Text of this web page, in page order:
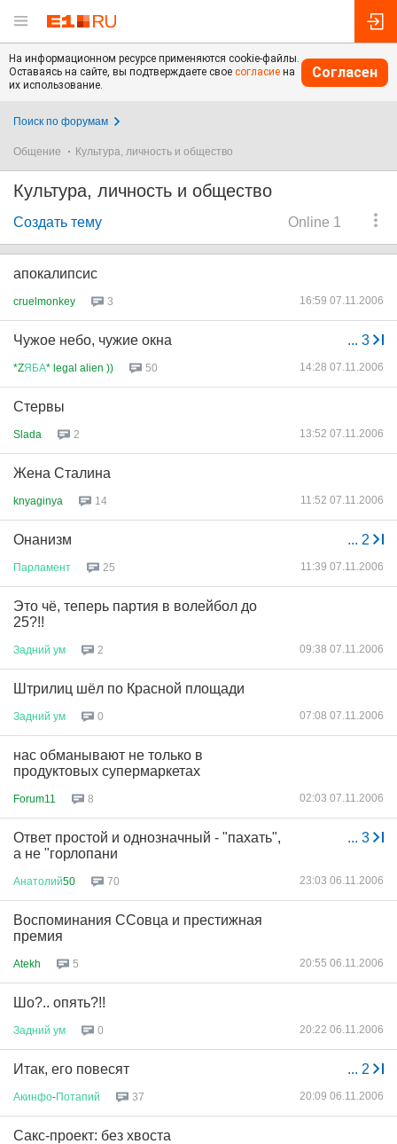
На информационном ресурсе применяются cookie-файлы.
Оставаясь на сайте, вы подтверждаете свое согласие на
их использование.
Согласен
Поиск по форумам
Общение Культура, личность и общество
Культура, личность и общество
Online 1
Создать тему
апокалипсис
cruelmonkey 3 16:59 07.11.2006
... 3
Чужое небо, чужие окна
*ZЯБА* legal alien )) 50 14:28 07.11.2006
Стервы
Slada 2 13:52 07.11.2006
Жена Сталина
knyaginya 14 11:52 07.11.2006
... 2
Онанизм
Парламент 25 11:39 07.11.2006
Это чё, теперь партия в волейбол до
25?!!
Задний ум 2 09:38 07.11.2006
Штрилиц шёл по Красной площади
Задний ум 0 07:08 07.11.2006
нас обманывают не только в
продуктовых супермаркетах
Forum11 8 02:03 07.11.2006
... 3
Ответ простой и однозначный - "пахать",
а не "горлопани
Анатолий50 70 23:03 06.11.2006
Воспоминания ССовца и престижная
премия
Atekh 5 20:55 06.11.2006
Шо?.. опять?!!
Задний ум 0 20:22 06.11.2006
... 2
Итак, его повесят
Акинфо-Потапий 37 20:09 06.11.2006
Сакс-проект: без хвоста